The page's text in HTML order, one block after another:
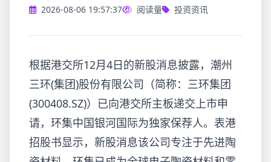
2026-08-06 19:57:37 阅读量 投资资讯
根据港交所12月4日的新股消息披露，潮州
三环(集团)股份有限公司（简称：三环集团
(300408.SZ)）已向港交所主板递交上市申
请，环集中国银河国际为独家保荐人。表港
招股书显示，新股消息该公司专注于先进陶